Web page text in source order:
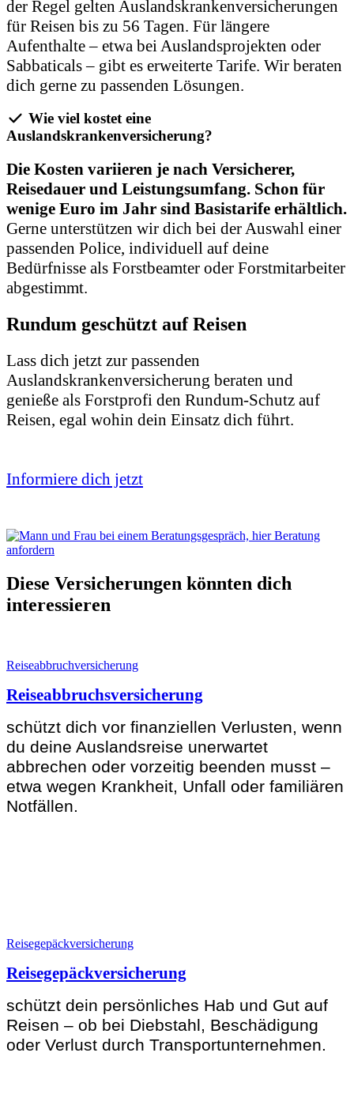
der Regel gelten Auslandskrankenversicherungen
für Reisen bis zu 56 Tagen. Für längere
Aufenthalte – etwa bei Auslandsprojekten oder
Sabbaticals – gibt es erweiterte Tarife. Wir beraten
dich gerne zu passenden Lösungen.
Wie viel kostet eine
Auslandskrankenversicherung?
Die Kosten variieren je nach Versicherer,
Reisedauer und Leistungsumfang. Schon für
wenige Euro im Jahr sind Basistarife erhältlich.
Gerne unterstützen wir dich bei der Auswahl einer
passenden Police, individuell auf deine
Bedürfnisse als Forstbeamter oder Forstmitarbeiter
abgestimmt.
Rundum geschützt auf Reisen
Lass dich jetzt zur passenden
Auslandskrankenversicherung beraten und
genieße als Forstprofi den Rundum-Schutz auf
Reisen, egal wohin dein Einsatz dich führt.
Informiere dich jetzt
Diese Versicherungen könnten dich
interessieren
Reiseabbruchversicherung
Reiseabbruchsversicherung
schützt dich vor finanziellen Verlusten, wenn
du deine Auslandsreise unerwartet
abbrechen oder vorzeitig beenden musst –
etwa wegen Krankheit, Unfall oder familiären
Notfällen.
Reisegepäckversicherung
Reisegepäckversicherung
schützt dein persönliches Hab und Gut auf
Reisen – ob bei Diebstahl, Beschädigung
oder Verlust durch Transportunternehmen.